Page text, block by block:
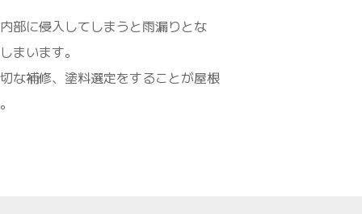
部に侵入してしまうと雨漏りとな
まいます。
な補修、塗料選定をすることが屋根